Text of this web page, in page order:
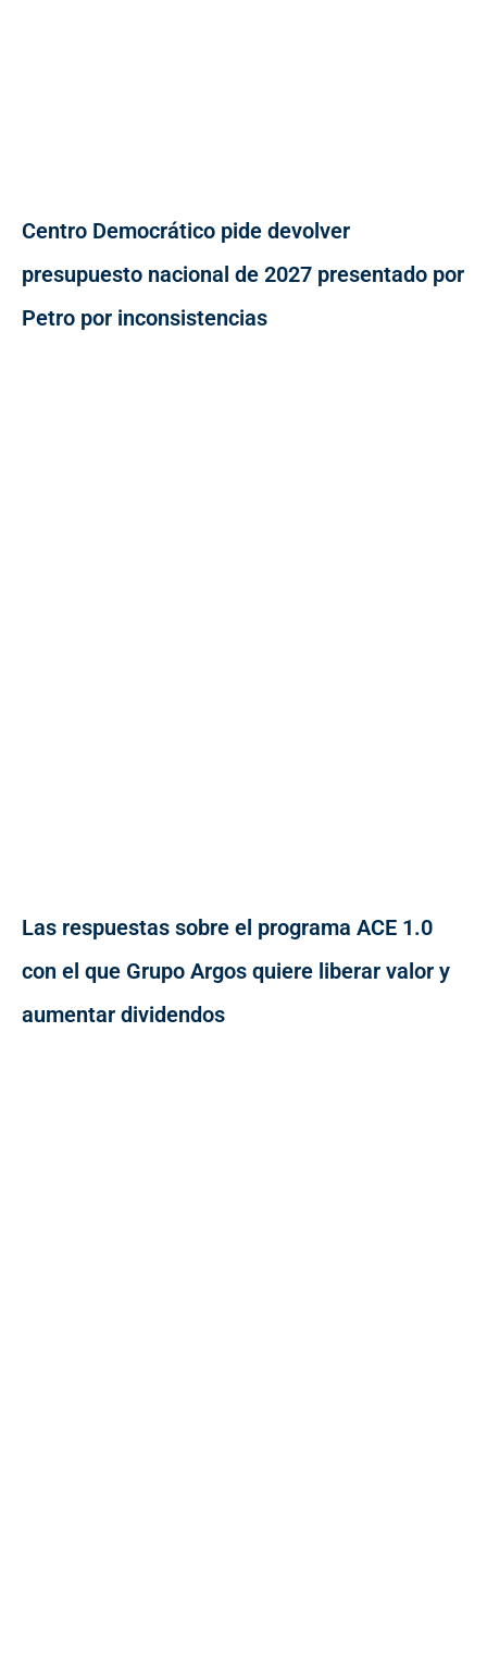
Centro Democrático pide devolver
presupuesto nacional de 2027 presentado por
Petro por inconsistencias
Las respuestas sobre el programa ACE 1.0
con el que Grupo Argos quiere liberar valor y
aumentar dividendos